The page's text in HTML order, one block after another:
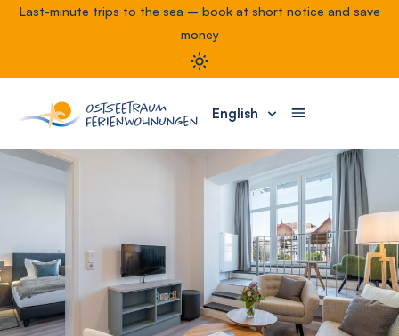
Last-minute trips to the sea – book at short notice and save
money
English